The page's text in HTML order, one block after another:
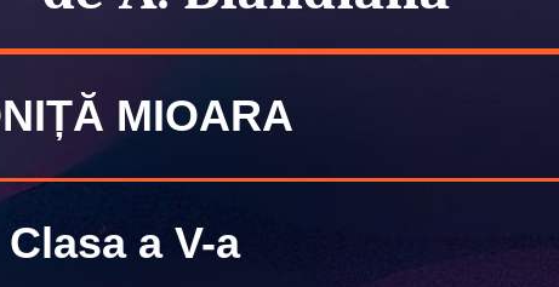
MIOARA
Clasa a V-a